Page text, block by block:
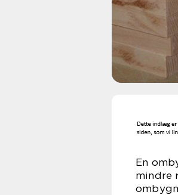
En
mindre